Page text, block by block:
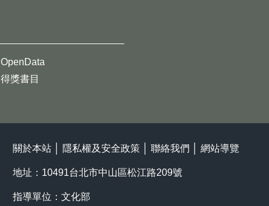
OpenData
得獎書目
關於本站 隱私權及安全政策 聯絡我們 網站導覽
地址：10491台北市中山區松江路209號
指導單位：文化部